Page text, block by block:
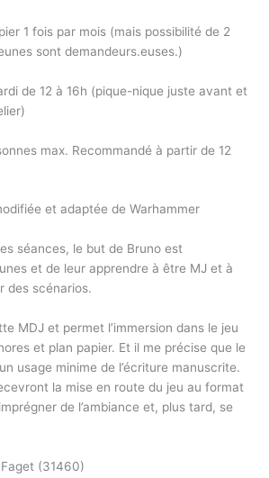
1 fois par mois (mais possibilité de 2
sont demandeurs.euses.)
de 12 à 16h (pique-nique juste avant et
max. Recommandé à partir de 12
et adaptée de Warhammer
séances, le but de Bruno est
et de leur apprendre à être MJ et à
des scénarios.
MDJ et permet l’immersion dans le jeu
et plan papier. Et il me précise que le
usage minime de l’écriture manuscrite.
la mise en route du jeu au format
de l’ambiance et, plus tard, se
(31460)